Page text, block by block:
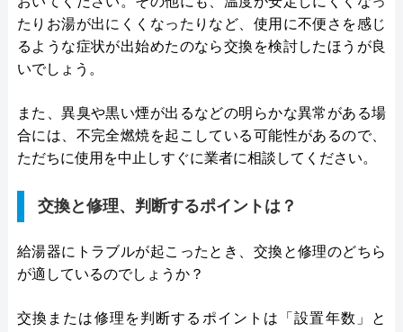
たりお湯が出にくくなったりなど、使用に不便さを感じ
るような症状が出始めたのなら交換を検討したほうが良
いでしょう。
また、異臭や黒い煙が出るなどの明らかな異常がある場
合には、不完全燃焼を起こしている可能性があるので、
ただちに使用を中止しすぐに業者に相談してください。
交換と修理、判断するポイントは？
給湯器にトラブルが起こったとき、交換と修理のどちら
が適しているのでしょうか？
交換または修理を判断するポイントは「設置年数」と